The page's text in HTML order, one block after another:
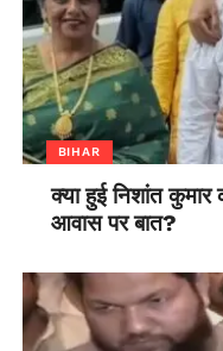
BIHAR
क्या हुई निशांत
आवास पर बात?